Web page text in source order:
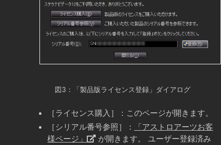
図3：「製品版ライセンス登録」ダイアログ
［ライセンス購入］：このページが開きます。
［シリアル番号参照］：
「アストロアーツお客
様ページ」
が開きます。 ユーザー登録済み